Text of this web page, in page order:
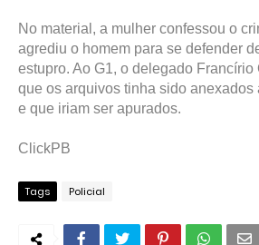
No material, a mulher confessou o
agrediu o homem para se defender
estupro. Ao G1, o delegado Francírio
que os arquivos tinha sido anexados
e que iriam ser apurados.
ClickPB
Tags Policial